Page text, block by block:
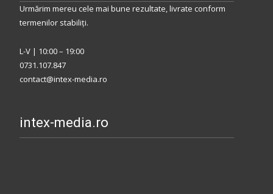
Urmărim mereu cele mai bune rezultate, livrate conform
termenilor stabiliţi.
L-V | 10:00 – 19:00
0731.107.847
contact@intex-media.ro
intex-media.ro